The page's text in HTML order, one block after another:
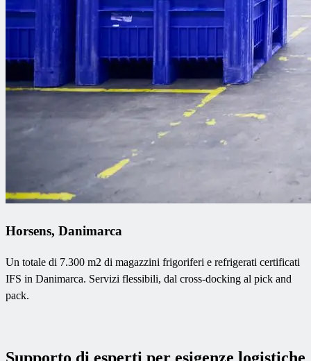
Horsens, Danimarca
Un totale di 7.300 m2 di magazzini frigoriferi e refrigerati certificati
IFS in Danimarca. Servizi flessibili, dal cross-docking al pick and
pack.